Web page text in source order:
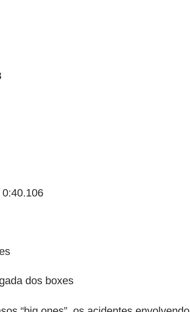
dos boxes